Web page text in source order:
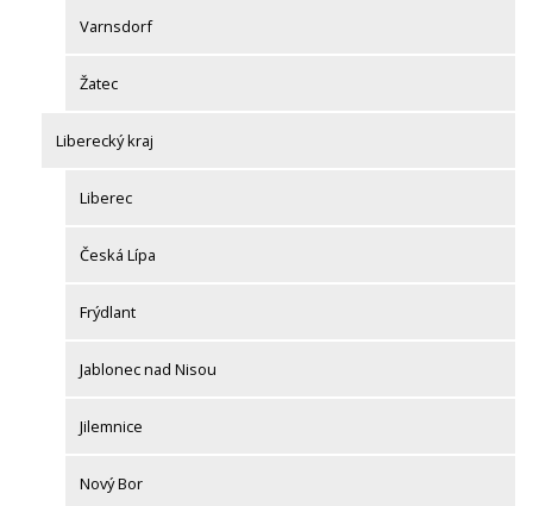
Varnsdorf
Žatec
Liberecký kraj
Liberec
Česká Lípa
Frýdlant
Jablonec nad Nisou
Jilemnice
Nový Bor